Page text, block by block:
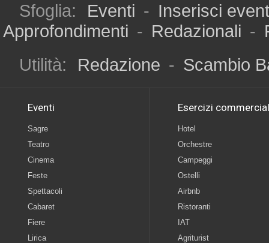
Sfoglia: Eventi - Inserisci
Approfondimenti - Redazionali -
Utilità:
Redazione - Scambio
Eventi
Sagre
Teatro
Cinema
Feste
Spettacoli
Cabaret
Fiere
Lirica
Esercizi
Hotel
Orchestre
Campeggi
Ostelli
Airbnb
Ristoranti
IAT
Agriturist